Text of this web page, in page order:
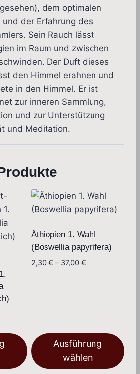
dem optimalen
und der Erfahrung des
Sein Rauch lässt
im Raum und zwischen
Der Duft dieses
den Himmel erahnen und
in den Himmel. Er ist
zur inneren Sammlung,
und zur Unterstützung
und Meditation.
€
Äthiopien 1. Wahl
(Boswellia papyrifera)
2,30 € – 37,00 €
Ausführung
wählen